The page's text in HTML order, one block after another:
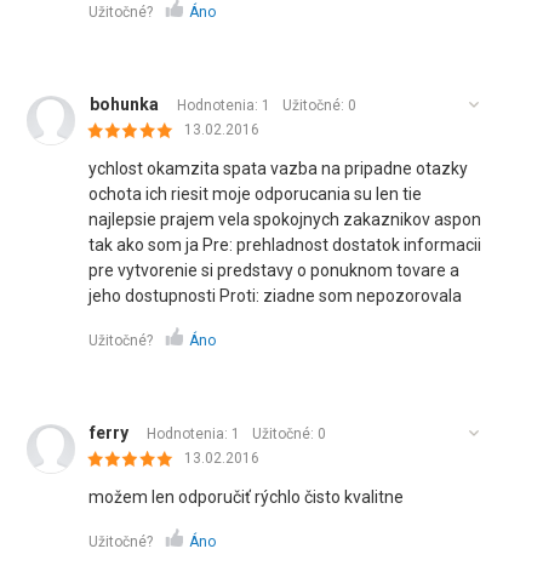
Užitočné? Áno
bohunka Hodnotenia: 1 Užitočné: 0
13.02.2016
ychlost okamzita spata vazba na pripadne otazky
ochota ich riesit moje odporucania su len tie
najlepsie prajem vela spokojnych zakaznikov aspon
tak ako som ja Pre: prehladnost dostatok informacii
pre vytvorenie si predstavy o ponuknom tovare a
jeho dostupnosti Proti: ziadne som nepozorovala
Užitočné? Áno
ferry Hodnotenia: 1 Užitočné: 0
13.02.2016
možem len odporučiť rýchlo čisto kvalitne
Užitočné? Áno